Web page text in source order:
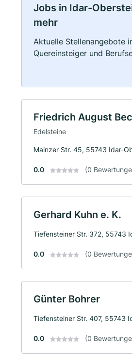
Jobs in Idar-
mehr
Aktuelle Stellenangebote
Quereinsteiger und
Friedrich August
Edelsteine
Mainzer Str. 45, 55743 Idar-
0.0 (0
Gerhard Kuhn e. K.
Tiefensteiner Str. 372, 55743
0.0 (0
Günter Bohrer
Tiefensteiner Str. 407, 55743
0.0 (0